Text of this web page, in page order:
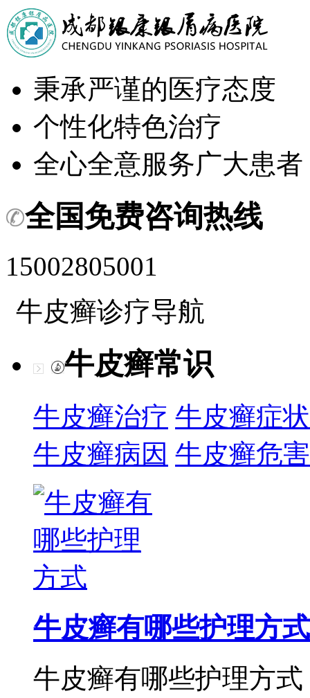
秉承严谨的医疗态度
个性化特色治疗
全心全意服务广大患者
全国免费咨询热线
15002805001
牛皮癣诊疗导航
牛皮癣常识
牛皮癣治疗 牛皮癣症状
牛皮癣病因 牛皮癣危害
牛皮癣有哪些护理方式
牛皮癣有哪些护理方